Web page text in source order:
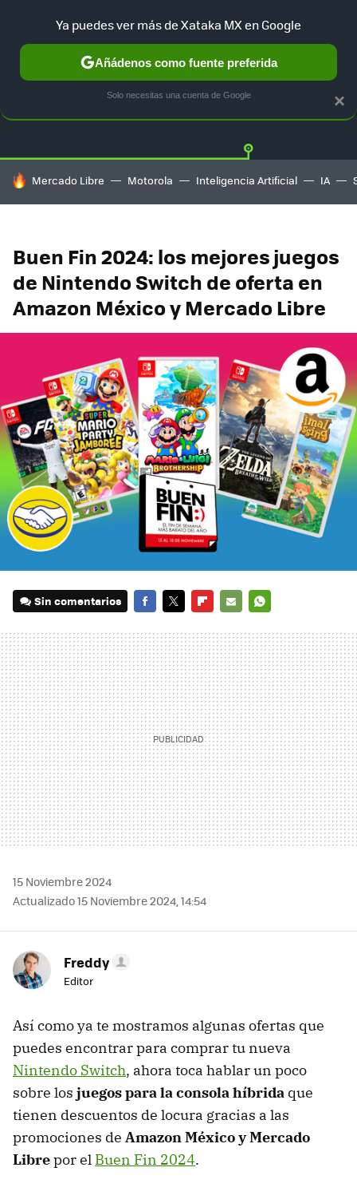
GUÍA DE COMPRAS MERCADO LIBRE
HOY SE HABLA DE
Mercado Libre Motorola Inteligencia Artificial IA
Buen Fin 2024: los mejores juegos
de Nintendo Switch de oferta en
Amazon México y Mercado Libre
Sin comentarios
MAIL
15 Noviembre 2024
Actualizado 15 Noviembre 2024, 14:54
Freddy
Editor
Así como ya te mostramos algunas ofertas que
puedes encontrar para comprar tu nueva
Nintendo Switch, ahora toca hablar un poco
sobre los juegos para la consola híbrida que
tienen descuentos de locura gracias a las
promociones de Amazon México y Mercado
Librepor el Buen Fin 2024.
×
Ya puedes ver más de Xataka MX en Google
Añádenos como fuente preferida
Solo necesitas una cuenta de Google